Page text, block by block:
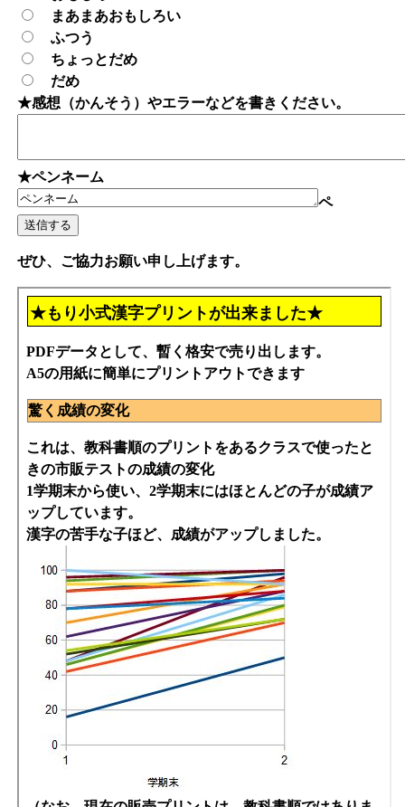
まあまあおもしろい
ふつう
ちょっとだめ
だめ
★感想（かんそう）やエラーなどを書きください。
★ペンネーム
ペ
ぜひ、ご協力お願い申し上げます。